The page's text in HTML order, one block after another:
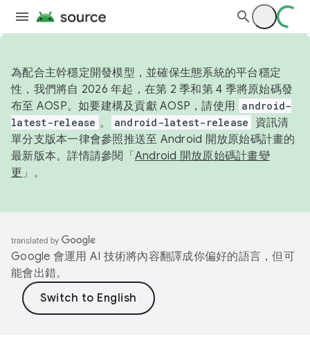
為配合主幹穩定開發模型，並確保生態系統的平台穩定
性，我們將自 2026 年起，在第 2 季和第 4 季將原始碼發
布至 AOSP。如要建構及貢獻 AOSP，請使用 android-
latest-release 。 android-latest-release
資訊清
單分支版本一律會參照推送至 Android 開放原始碼計畫的
最新版本。詳情請參閱「 Android 開放原始碼計畫變
更 」。
Google 會運用 AI 技術將內容翻譯成你偏好的語言，但可
能會出錯。